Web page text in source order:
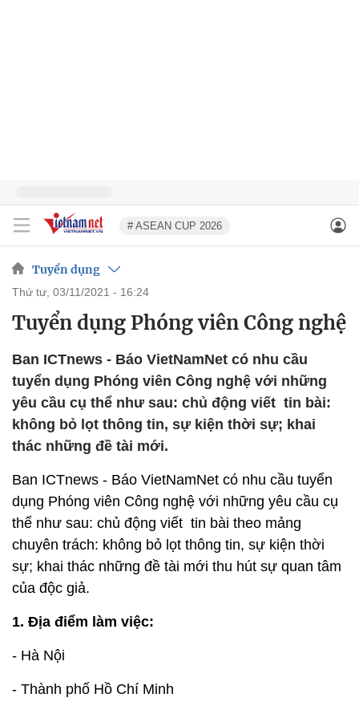
# ASEAN CUP 2026
Tuyển dụng
thứ tư, 03/11/2021 - 16:24
Tuyển dụng Phóng viên Công nghệ
Ban ICTnews - Báo VietNamNet có nhu cầu
tuyển dụng Phóng viên Công nghệ với những
yêu cầu cụ thể như sau: chủ động viết tin bài:
không bỏ lọt thông tin, sự kiện thời sự; khai
thác những đề tài mới.
Ban ICTnews - Báo VietNamNet có nhu cầu tuyển
dụng Phóng viên Công nghệ với những yêu cầu cụ
thể như sau: chủ động viết tin bài theo mảng
chuyên trách: không bỏ lọt thông tin, sự kiện thời
sự; khai thác những đề tài mới thu hút sự quan tâm
của độc giả.
1. Địa điểm làm việc:
- Hà Nội
- Thành phố Hồ Chí Minh